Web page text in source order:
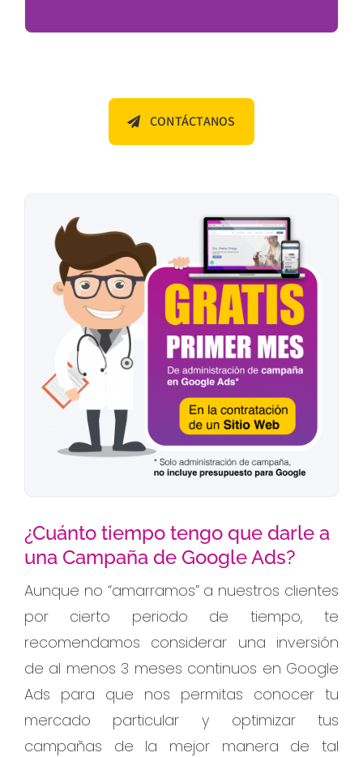
CONTÁCTANOS
¿Cuánto tiempo tengo que darle a
una Campaña de Google Ads?
Aunque no “amarramos” a nuestros clientes
por cierto periodo de tiempo, te
recomendamos considerar una inversión
de al menos 3 meses continuos en Google
Ads para que nos permitas conocer tu
mercado particular y optimizar tus
campañas de la mejor manera de tal